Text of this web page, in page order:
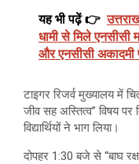
यह भी पढ़ें 👉
धामी से मिले एनसीसी
और एनसीसी अकादमी
टाइगर रिजर्व मुख्यालय में
जीव सह अस्तित्व” विषय
विद्यार्थियों ने भाग लिया।
दोपहर 1:30 बजे से “बाघ